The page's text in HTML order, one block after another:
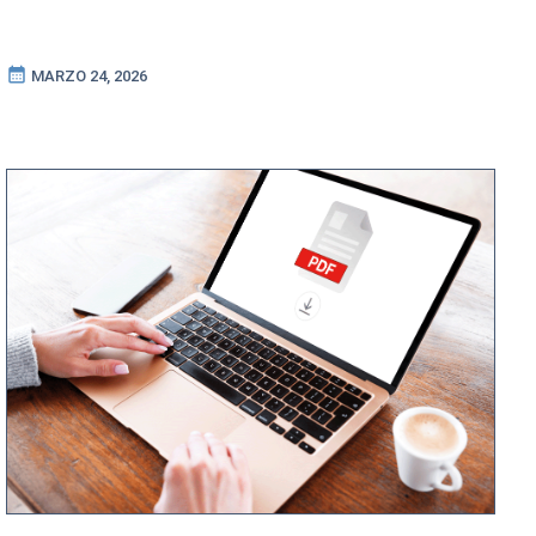
calendar_month MARZO 24, 2026